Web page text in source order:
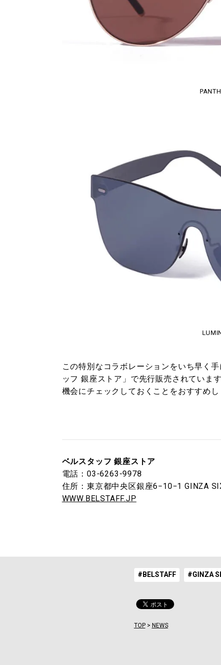
この特別なコラボレーションをいち早く
ッフ 銀座ストア」で先行販売されていま
機会にチェックしておくことをおすすめ
ベルスタッフ 銀座ストア
電話：03-6263-9978
住所：東京都中央区銀座6−10−1 GINZA
WWW.BELSTAFF.JP
#BELSTAFF #GINZA
TOP> NEWS